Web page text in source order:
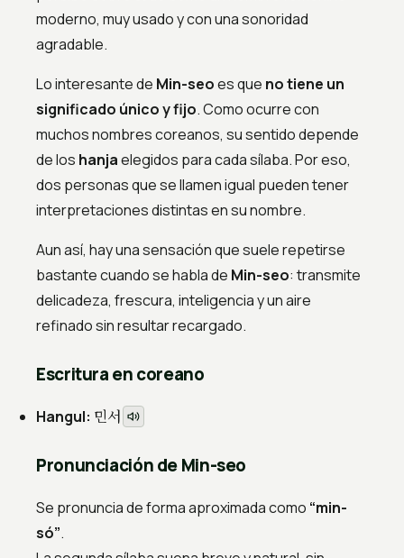
moderno, muy usado y con una sonoridad
agradable.
Lo interesante de Min-seoes que no tiene un
significado único y fijo. Como ocurre con
muchos nombres coreanos, su sentido depende
de los hanjaelegidos para cada sílaba. Por eso,
dos personas que se llamen igual pueden tener
interpretaciones distintas en su nombre.
Aun así, hay una sensación que suele repetirse
bastante cuando se habla de Min-seo: transmite
delicadeza, frescura, inteligencia y un aire
refinado sin resultar recargado.
Escritura en coreano
Hangul: 민서
Pronunciación de Min-seo
Se pronuncia de forma aproximada como “min-
só”.